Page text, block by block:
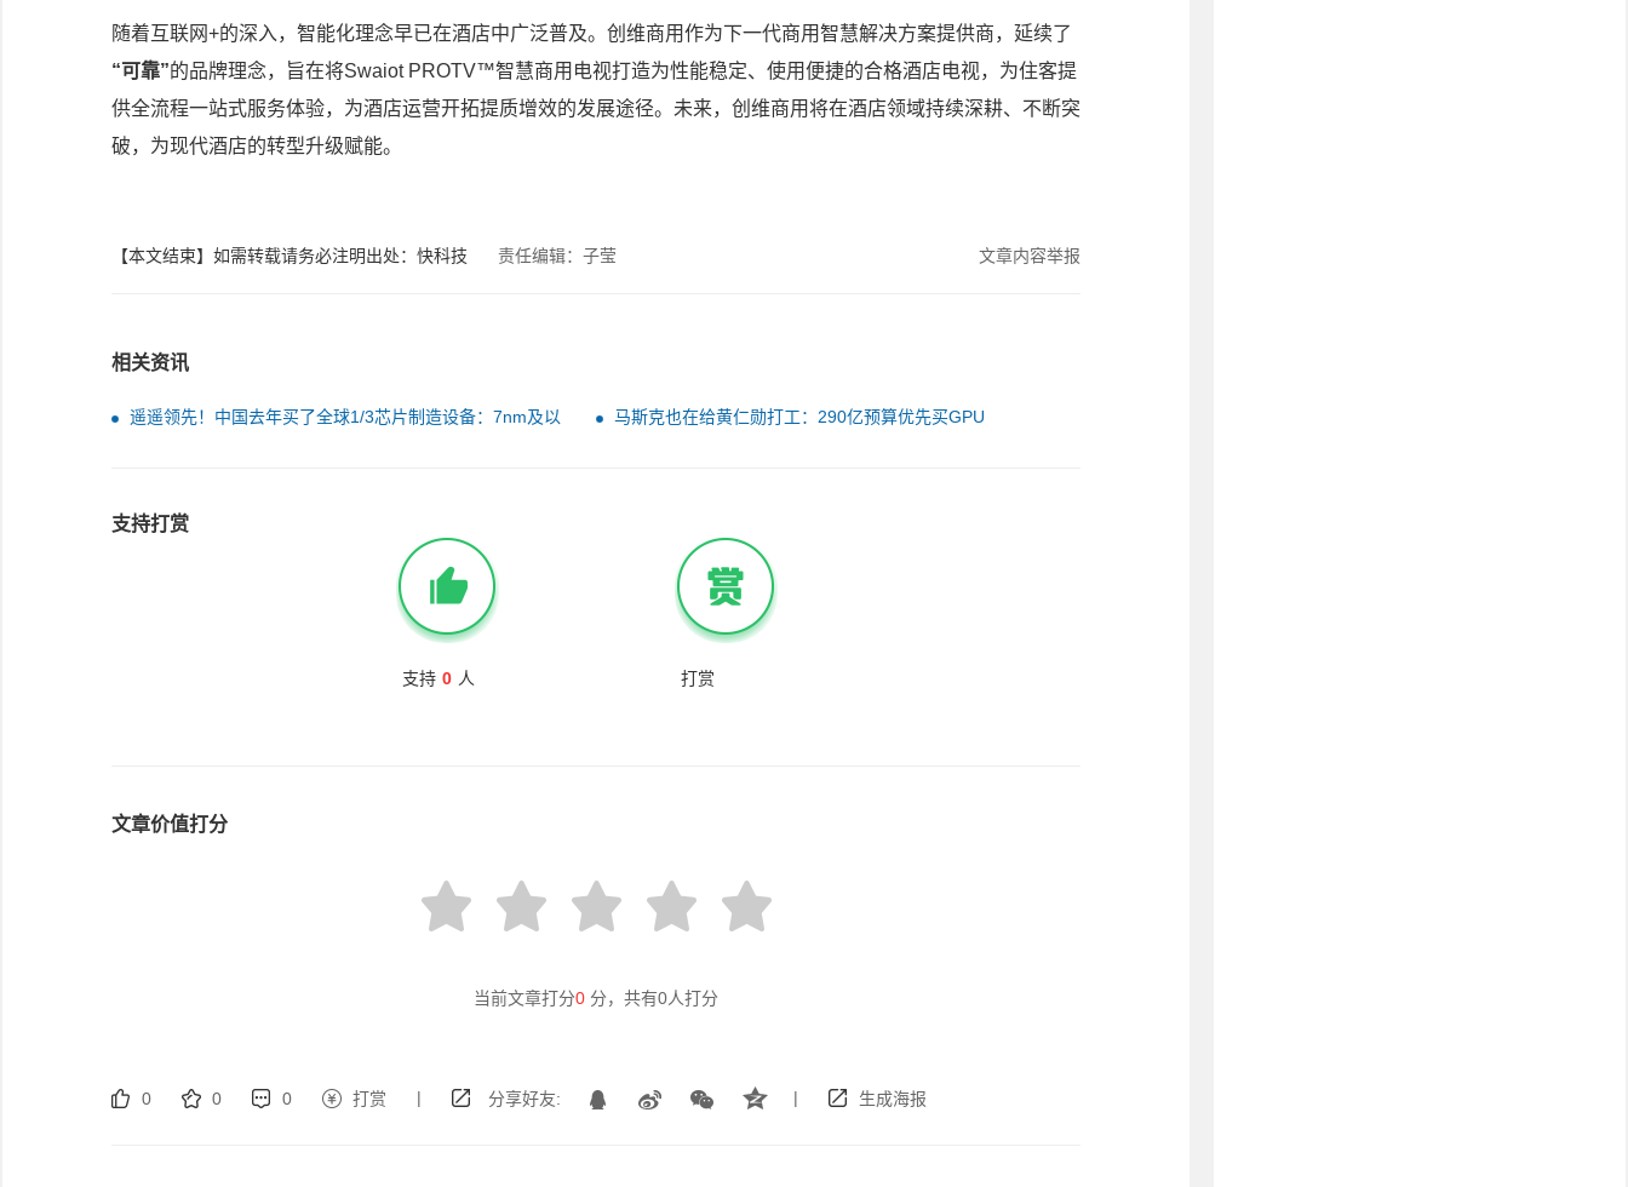
随着互联网+的深入，智能化理念早已在酒店中广泛普及。创维商用作为下一代商用智慧解决方案提供商，延续了
“可靠”的品牌理念，旨在将Swaiot PROTV™智慧商用电视打造为性能稳定、使用便捷的合格酒店电视，为住客提
供全流程一站式服务体验，为酒店运营开拓提质增效的发展途径。未来，创维商用将在酒店领域持续深耕、不断突
破，为现代酒店的转型升级赋能。
【本文结束】如需转载请务必注明出处：快科技 责任编辑：子莹 文章内容举报
相关资讯
遥遥领先！中国去年买了全球1/3芯片制造设备：7nm及以
马斯克也在给黄仁勋打工：290亿预算优先买GPU
支持打赏
支持 0 人 打赏
文章价值打分
当前文章打分0 分，共有0人打分
0 0 0 打赏 | 分享好友: | 生成海报